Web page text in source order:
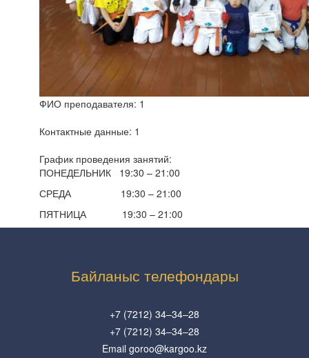
ФИО преподавателя: 1
Контактные данные: 1
График проведения занятий:
ПОНЕДЕЛЬНИК 19:30 – 21:00
СРЕДА 19:30 – 21:00
ПЯТНИЦА 19:30 – 21:00
Байланыс телефондары
+7 (7212) 34–34–28
+7 (7212) 34–34–28
Email goroo@kargoo.kz